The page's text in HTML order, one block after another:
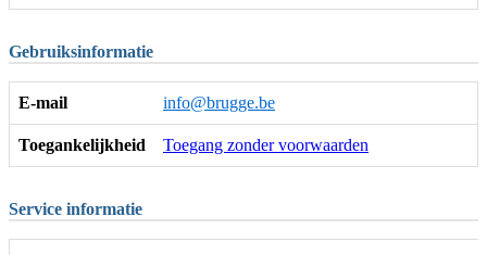
Gebruiksinformatie
E-mail info@brugge.be
Toegankelijkheid Toegang zonder voorwaarden
Service informatie